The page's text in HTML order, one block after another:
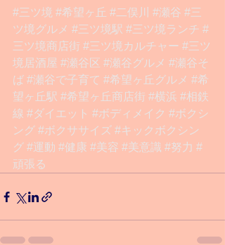
#三ツ境 #希望ヶ丘 #二俣川 #瀬谷 #三
ツ境グルメ #三ツ境駅 #三ツ境ランチ #
三ツ境商店街 #三ツ境カルチャー #三ツ
境居酒屋 #瀬谷区 #瀬谷グルメ #瀬谷そ
ば #瀬谷で子育て #希望ヶ丘グルメ #希
望ヶ丘駅 #希望ヶ丘商店街 #横浜 #相鉄
線 #ダイエット #ボディメイク #ボクシ
ング #ボクササイズ #キックボクシン
グ #運動 #健康 #美容 #美意識 #努力 #
頑張る